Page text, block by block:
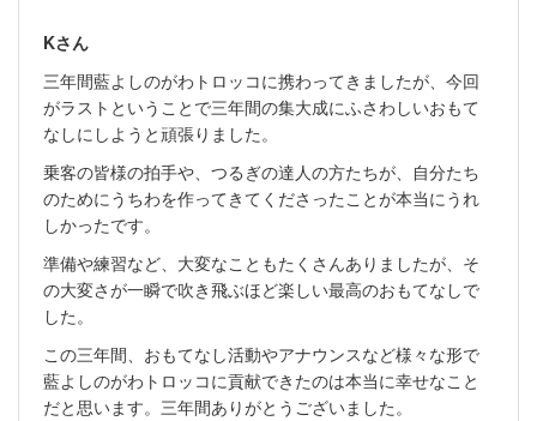
Kさん
三年間藍よしのがわトロッコに携わってきましたが、今回
がラストということで三年間の集大成にふさわしいおもて
なしにしようと頑張りました。
乗客の皆様の拍手や、つるぎの達人の方たちが、自分たち
のためにうちわを作ってきてくださったことが本当にうれ
しかったです。
準備や練習など、大変なこともたくさんありましたが、そ
の大変さが一瞬で吹き飛ぶほど楽しい最高のおもてなしで
した。
この三年間、おもてなし活動やアナウンスなど様々な形で
藍よしのがわトロッコに貢献できたのは本当に幸せなこと
だと思います。三年間ありがとうございました。